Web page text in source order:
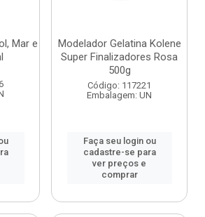
Mar e
Modelador Gelatina Kolene
Super Finalizadores Rosa
500g
Código: 117221
Embalagem: UN
Faça seu login ou
cadastre-se para
ver preços e
comprar